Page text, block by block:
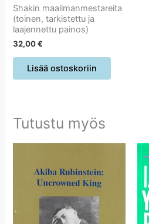
Shakin maailmanmestareita
(toinen, tarkistettu ja
laajennettu painos)
32,00€
Lisää ostoskoriin
Tutustu myös